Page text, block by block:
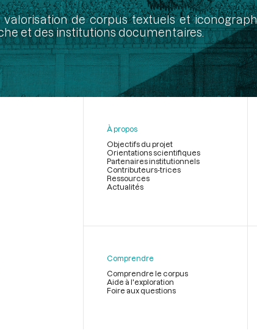
de corpus textuels et
et des institutions documentaires.
page
À propos
Objectifs du projet
Orientations scientifiques
Partenaires institutionnels
Contributeurs-trices
Ressources
Actualités
Comprendre
Comprendre le corpus
Aide à l'exploration
Foire aux questions